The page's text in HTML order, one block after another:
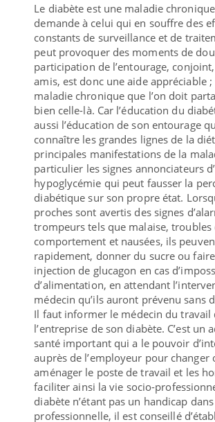
Le diabète est une maladie
demande à celui qui en souffre des
constants de surveillance et de
peut provoquer des moments de
participation de l’entourage,
amis, est donc une aide appréciable ;
maladie chronique que l’on doit
bien celle-là. Car l’éducation du
aussi l’éducation de son entourage
connaître les grandes lignes de la
principales manifestations de la
particulier les signes annonciateurs
hypoglycémie qui peut fausser la
diabétique sur son propre état.
proches sont avertis des signes
trompeurs tels que malaise, troubles
comportement et nausées, ils
rapidement, donner du sucre ou
injection de glucagon en cas
d’alimentation, en attendant
médecin qu’ils auront prévenu sans
Il faut informer le médecin du travail
l’entreprise de son diabète. C’est un
santé important qui a le pouvoir
auprès de l’employeur pour changer
aménager le poste de travail et les
faciliter ainsi la vie socio-
diabète n’étant pas un handicap
professionnelle, il est conseillé